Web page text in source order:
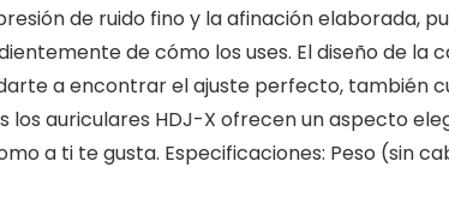
de ruido fino y la afinación elaborada,
de cómo los uses. El diseño de
a encontrar el ajuste perfecto, también
los auriculares HDJ-X ofrecen un aspecto
a ti te gusta. Especificaciones: Peso (sin